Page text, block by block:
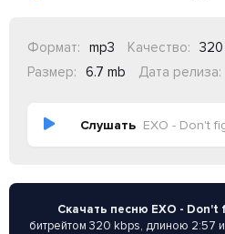
Формат: mp3 Качество:
Размер:
6.7 mb Дата релиза:
Слушать EXO - Don't
Скачать песню EXO -
битрейтом 320 kbps, длиною 2:57